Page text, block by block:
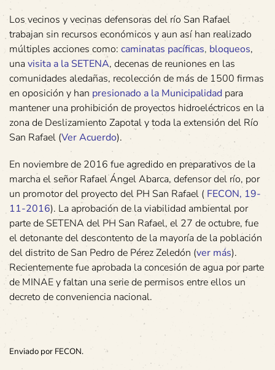
Los vecinos y vecinas defensoras del río San Rafael
trabajan sin recursos económicos y aun así han realizado
múltiples acciones como: caminatas pacíficas, bloqueos,
unavisita a la SETENA, decenas de reuniones en las
comunidades aledañas, recolección de más de 1500 firmas
en oposición y han presionado a la Municipalidad para
mantener una prohibición de proyectos hidroeléctricos en la
zona de Deslizamiento Zapotal y toda la extensión del Río
San Rafael (Ver Acuerdo).
En noviembre de 2016 fue agredido en preparativos de la
marcha el señor Rafael Ángel Abarca, defensor del río, por
un promotor del proyecto del PH San Rafael ( FECON, 19-
11-2016). La aprobación de la viabilidad ambiental por
parte de SETENA del PH San Rafael, el 27 de octubre, fue
el detonante del descontento de la mayoría de la población
del distrito de San Pedro de Pérez Zeledón (ver más).
Recientemente fue aprobada la concesión de agua por parte
de MINAE y faltan una serie de permisos entre ellos un
decreto de conveniencia nacional.
Enviado por FECON.